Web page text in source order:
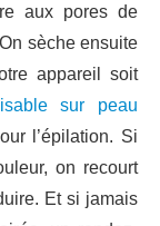
aux pores de
sèche ensuite
appareil soit
sur peau
l’épilation. Si
on recourt
Et si jamais